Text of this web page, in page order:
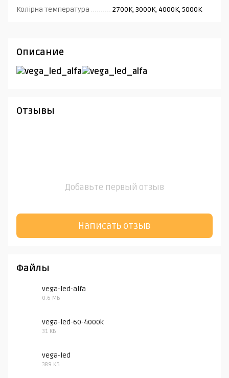
Колірна температура 2700K, 3000K, 4000K, 5000K
Описание
Отзывы
Добавьте первый отзыв
Написать отзыв
Файлы
vega-led-alfa
0.6 МБ
vega-led-60-4000k
31 КБ
vega-led
389 КБ